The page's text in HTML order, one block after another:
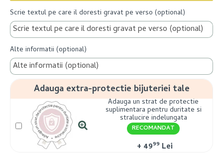
Scrie textul pe care il doresti gravat pe verso (optional)
Alte informatii (optional)
Adauga extra-protectie bijuteriei tale
Adauga un strat de protectie
suplimentara pentru duritate si
stralucire indelungata
RECOMANDAT
+ 4999 Lei